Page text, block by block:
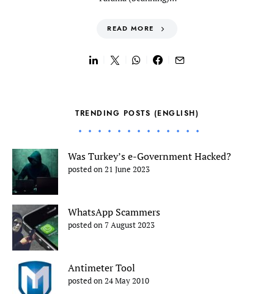
READ MORE
TRENDING POSTS (ENGLISH)
Was Turkey’s e-Government Hacked?
posted on 21 June 2023
WhatsApp Scammers
posted on 7 August 2023
Antimeter Tool
posted on 24 May 2010